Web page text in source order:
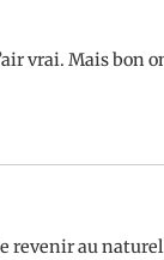
vrai. Mais
revenir au